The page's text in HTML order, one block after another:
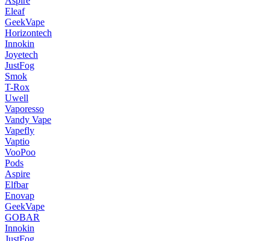
Eleaf
GeekVape
Horizontech
Innokin
Joyetech
JustFog
Smok
T-Rox
Uwell
Vaporesso
Vandy Vape
Vapefly
Vaptio
VooPoo
Pods
Aspire
Elfbar
Enovap
GeekVape
GOBAR
Innokin